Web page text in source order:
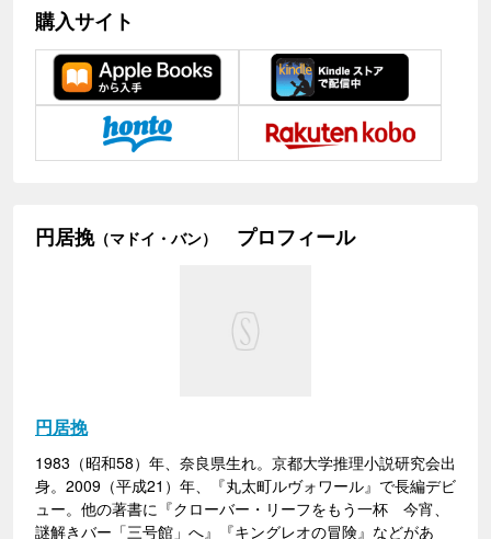
購入サイト
円居挽（マドイ・バン） プロフィール
円居挽
1983（昭和58）年、奈良県生れ。京都大学推理小説研究会出
身。2009（平成21）年、『丸太町ルヴォワール』で長編デビ
ュー。他の著書に『クローバー・リーフをもう一杯 今宵、
謎解きバー「三号館」へ』『キングレオの冒険』などがあ